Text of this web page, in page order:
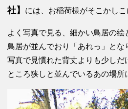
社】
には、お稲荷様がそこかしこ
よく写真で見る、細かい鳥居の
鳥居が並んでおり「あれっ」とな
写真で見慣れた背丈よりも少しだ
ところ狭しと並んでいるあの場所